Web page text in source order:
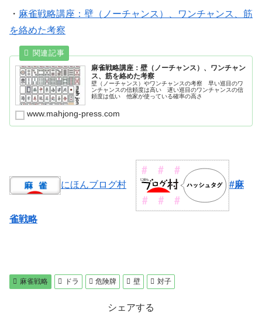
・ 麻雀戦略講座：壁（ノーチャンス）、ワンチャンス、筋
を絡めた考察
麻雀戦略講座：壁（ノーチャンス）、ワンチャン
ス、筋を絡めた考察
壁（ノーチャンス）やワンチャンスの考察 早い巡目のワ
ンチャンスの信頼度は高い 遅い巡目のワンチャンスの信
頼度は低い 他家が使っている確率の高さ
www.mahjong-press.com
にほんブログ村 #麻
雀戦略
麻雀戦略 ドラ 危険牌 壁 対子
シェアする